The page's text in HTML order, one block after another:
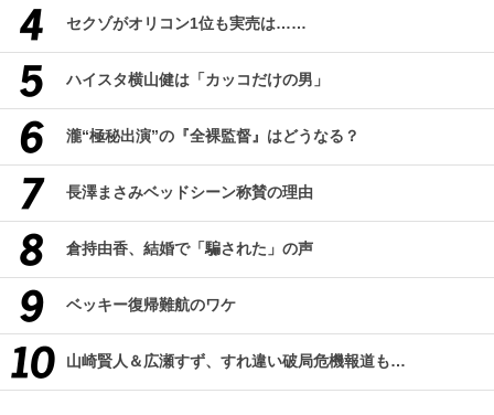
セクゾがオリコン1位も実売は……
ハイスタ横山健は「カッコだけの男」
瀧“極秘出演”の『全裸監督』はどうなる？
長澤まさみベッドシーン称賛の理由
倉持由香、結婚で「騙された」の声
ベッキー復帰難航のワケ
山崎賢人＆広瀬すず、すれ違い破局危機報道も…